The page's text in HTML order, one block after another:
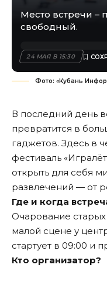
Место встречи –
свободный.
24 МАЯ В 15:30
Фото: «Кубань
В последний день
превратится в
гаджетов. Здесь в
фестиваль
открыть для себя
развлечений — от
Где и когда
Очарование
малой сцене у
стартует в 09:00 и
Кто организатор?